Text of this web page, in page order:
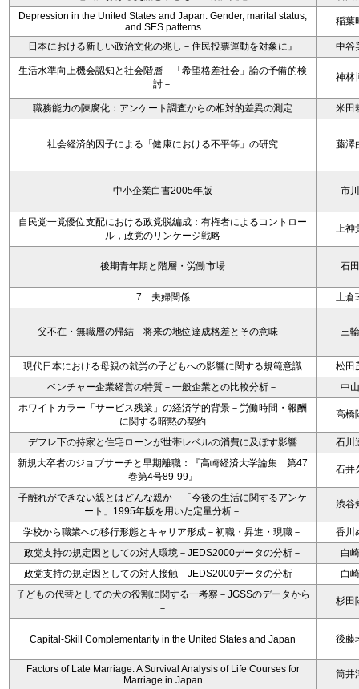
Depression in the United States and Japan: Gender, marital status,
and SES patterns
稲葉
日本における新しい政治文化の兆し－住民投票運動を対象に』 中谷
生活水準向上機会認知と社会階層－「希望格差社会」論の予備的検
討－
神林
職務能力の陳腐化：アンケート調査からの相対的差異の測定 米田
社会経済的因子による「健康における不平等」の研究 藤澤
中小企業白書2005年版 市
自民党一党優位支配における政党脱編成：有権者によるコントロー
ル，政党のリンケージ戦略
上神
後期青年期と階層・労働市場 石
7 夫婦関係 土倉
父不在・無職層の帰結－将来の地位達成格差とその意味－ 三
現代日本における母親の就労の子どもへの影響に関する規範意識
松田
ベンチャー企業経営の特質－一般企業との比較分析－
中
ホワイトカラー「サービス残業」の経済学的背景－労働時間・報酬
に関する暗黙の契約
高橋
デフレ下の持家と住宅ローンが世帯レベルの消費に及ぼす影響
石川
新規大卒者のジョブサーチと早期離職：『高崎経済大学論集 第47
巻第4号89-99』
石井
子離れができない親とはどんな親か－「今後の生活に関するアンケ
ート」1995年版を用いた定量分析－
渋谷
学校から職業への移行形態とキャリア形成－初職・昇進・現職－
香川
政党支持の規定因としての対人環境－JEDS2000データの分析－
白
政党支持の規定因としての対人接触－JEDS2000データの分析－
白
子どもの代替としての犬の役割に関する一考察－JGSSのデータから
－
杉田
Capital-Skill Complementarity in the United States and Japan 後藤
Factors of Late Marriage: A Survival Analysis of Life Courses for
Marriage in Japan
筒井